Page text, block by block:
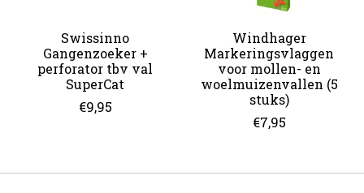
Swissinno
Gangenzoeker +
perforator tbv val
SuperCat
€9,95
Windhager
Markeringsvlaggen
voor mollen- en
woelmuizenvallen (5
stuks)
€7,95